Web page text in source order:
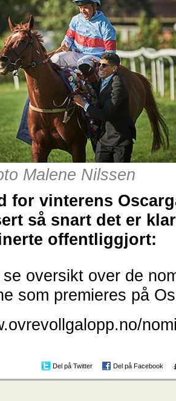
Malene Nilssen
for vinterens
så snart det er
offentliggjort:
oversikt over de
som premieres på
Del på Twitter Del på Facebook